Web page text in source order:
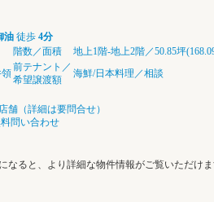
油 徒歩 4分
階数／面積
地上1階-地上2階／50.85坪
領
前テナント／
希望譲渡額
海鮮/日本料理／相談
舗（詳細は要問合せ）
問い合わせ
なると、 より詳細な物件情報がご覧いただけ